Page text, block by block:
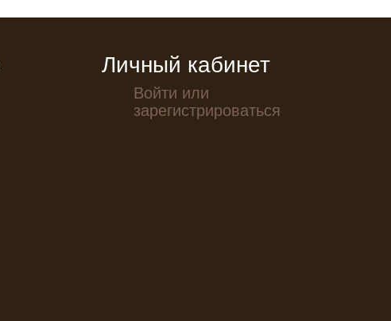
Личный кабинет
Войти или
зарегистрироваться